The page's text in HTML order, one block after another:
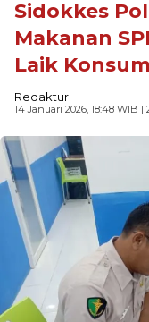
Sidokkes
Makanan
Laik
Redaktur
14 Januari 2026, 18:48 WIB |